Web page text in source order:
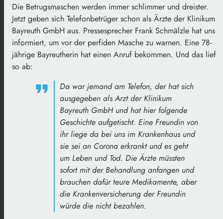
Die Betrugsmaschen werden immer schlimmer und dreister.
Jetzt geben sich Telefonbetrüger schon als Ärzte der Klinikum
Bayreuth GmbH aus. Pressesprecher Frank Schmälzle hat uns
informiert, um vor der perfiden Masche zu warnen. Eine 78-
jährige Bayreutherin hat einen Anruf bekommen. Und das lief
so ab:
Da war jemand am Telefon, der hat sich
ausgegeben als Arzt der Klinikum
Bayreuth GmbH und hat hier folgende
Geschichte aufgetischt. Eine Freundin von
ihr liege da bei uns im Krankenhaus und
sie sei an Corona erkrankt und es geht
um Leben und Tod. Die Ärzte müssten
sofort mit der Behandlung anfangen und
brauchen dafür teure Medikamente, aber
die Krankenversicherung der Freundin
würde die nicht bezahlen.